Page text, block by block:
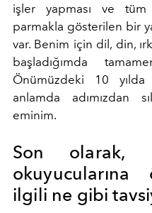
işler yapması ve tüm
parmakla gösterilen bir
var. Benim için dil, din,
başladığımda
Önümüzdeki 10
anlamda adımızdan
eminim.
Son olarak,
ilgili ne gibi